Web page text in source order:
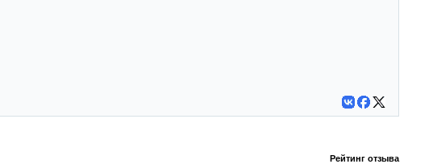
Рейтинг отзыва